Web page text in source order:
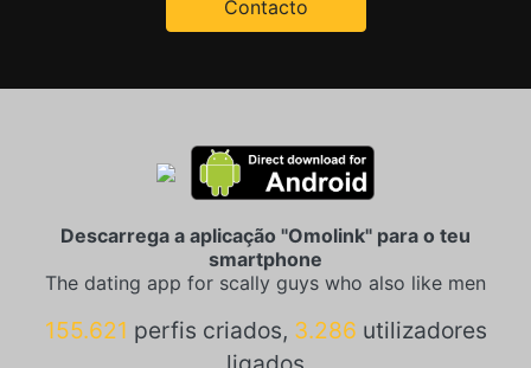
Contacto
Descarrega a aplicação "Omolink" para o teu
smartphone
The dating app for scally guys who also like men
155.621 perfis criados, 3.286 utilizadores